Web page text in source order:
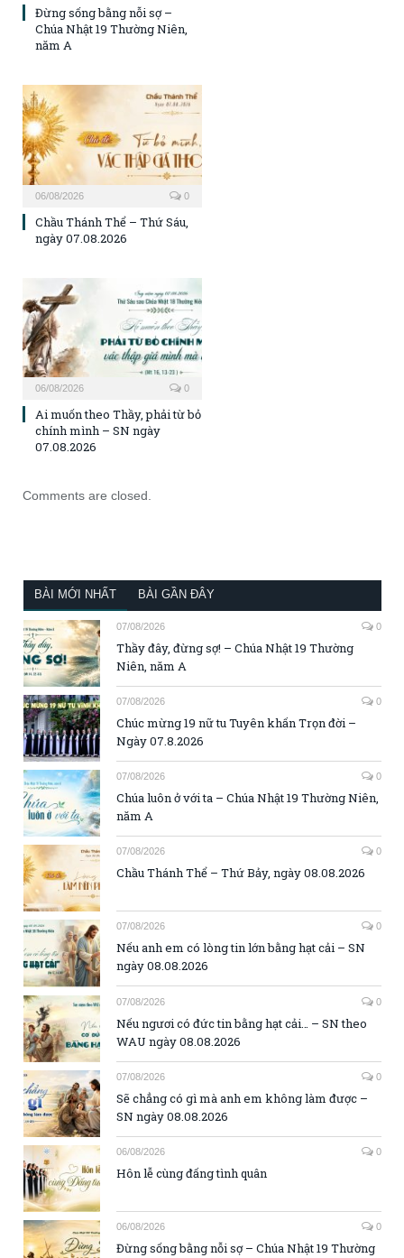
Đừng sống bằng nỗi sợ –
Chúa Nhật 19 Thường Niên,
năm A
06/08/2026 0
Chầu Thánh Thể – Thứ Sáu,
ngày 07.08.2026
06/08/2026 0
Ai muốn theo Thầy, phải từ bỏ
chính mình – SN ngày
07.08.2026
Comments are closed.
BÀI MỚI NHẤT BÀI GẦN ĐÂY
07/08/2026 0
Thầy đây, đừng sợ! – Chúa Nhật 19 Thường
Niên, năm A
07/08/2026 0
Chúc mừng 19 nữ tu Tuyên khấn Trọn đời –
Ngày 07.8.2026
07/08/2026 0
Chúa luôn ở với ta – Chúa Nhật 19 Thường Niên,
năm A
07/08/2026 0
Chầu Thánh Thể – Thứ Bảy, ngày 08.08.2026
07/08/2026 0
Nếu anh em có lòng tin lớn bằng hạt cải – SN
ngày 08.08.2026
07/08/2026 0
Nếu ngươi có đức tin bằng hạt cải… – SN theo
WAU ngày 08.08.2026
07/08/2026 0
Sẽ chẳng có gì mà anh em không làm được –
SN ngày 08.08.2026
06/08/2026 0
Hôn lễ cùng đấng tình quân
06/08/2026 0
Đừng sống bằng nỗi sợ – Chúa Nhật 19 Thường